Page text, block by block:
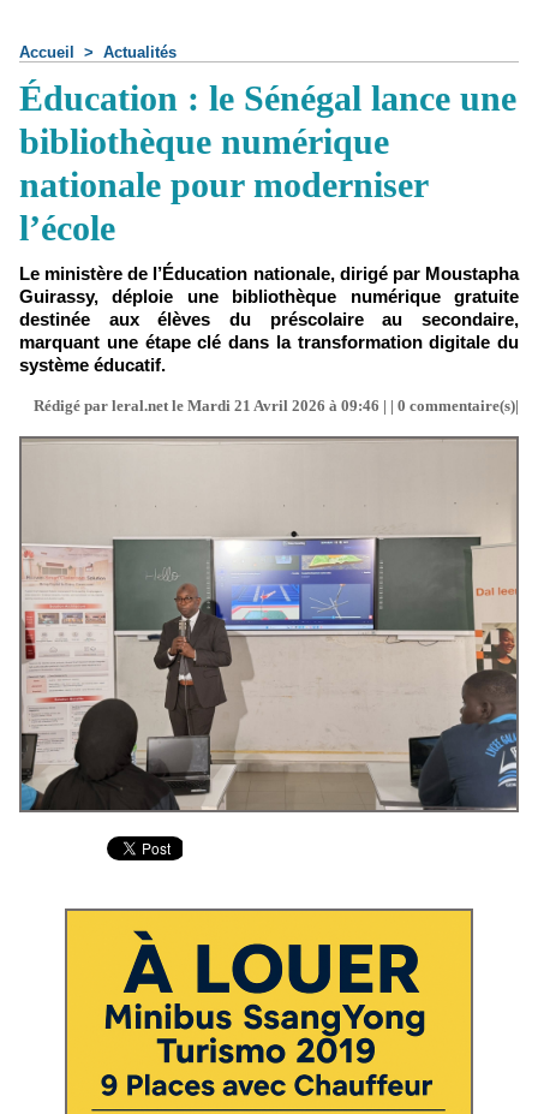
Accueil > Actualités
Éducation : le Sénégal lance une
bibliothèque numérique
nationale pour moderniser
l’école
Le ministère de l’Éducation nationale, dirigé par Moustapha
Guirassy, déploie une bibliothèque numérique gratuite
destinée aux élèves du préscolaire au secondaire,
marquant une étape clé dans la transformation digitale du
système éducatif.
Rédigé par leral.net le Mardi 21 Avril 2026 à 09:46 | | 0 commentaire(s)|